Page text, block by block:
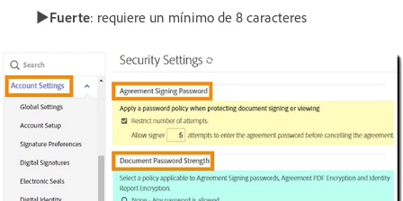
►Fuerte: requiere un mínimo de 8 caracteres